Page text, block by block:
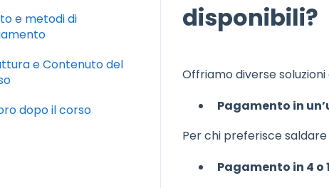
disponibili?
Offriamo diverse
Pagamento in
Per chi preferisce
Pagamento in 4 o
e metodi di
e Contenuto del
dopo il corso